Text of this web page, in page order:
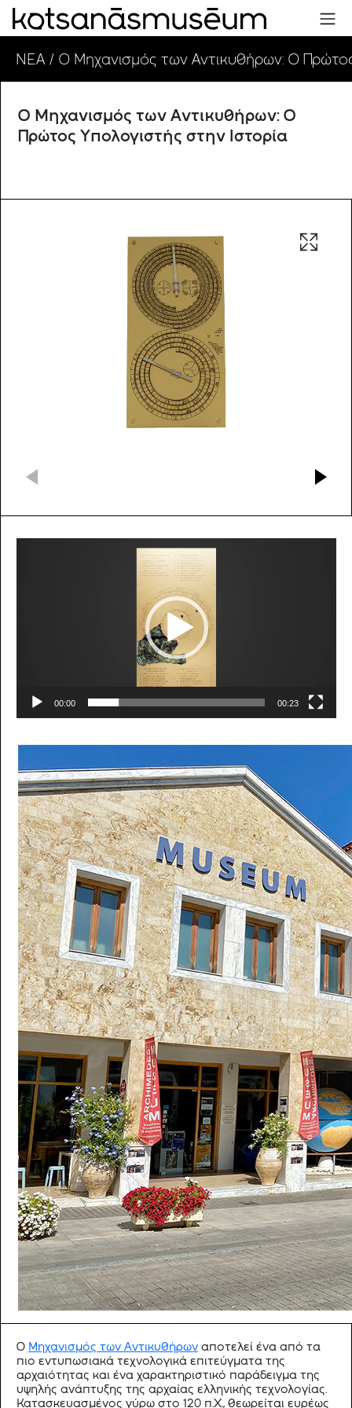
ΝΕΑ/ Ο Μηχανισμός των Αντικυθήρων: Ο Πρώτος
Ο Μηχανισμός των Αντικυθήρων: Ο
Πρώτος Υπολογιστής στην Ιστορία
Open
00:00 00:23
Ο Μηχανισμός των Αντικυθήρων αποτελεί ένα από τα
πιο εντυπωσιακά τεχνολογικά επιτεύγματα της
αρχαιότητας και ένα χαρακτηριστικό παράδειγμα της
υψηλής ανάπτυξης της αρχαίας ελληνικής τεχνολογίας.
Κατασκευασμένος γύρω στο 120 π.Χ., θεωρείται ευρέως